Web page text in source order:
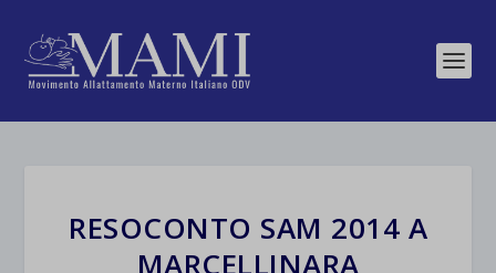
RESOCONTO SAM 2014 A
MARCELLINARA